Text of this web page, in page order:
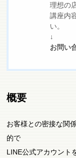
理想の
講座内
い。
↓
お問い
概要
お客様との密接な関
的で
LINE公式アカウント